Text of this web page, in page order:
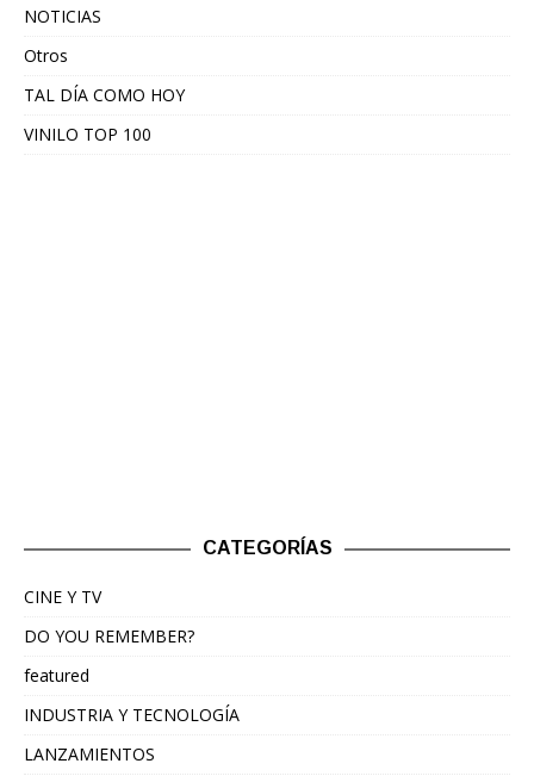
NOTICIAS
Otros
TAL DÍA COMO HOY
VINILO TOP 100
CATEGORÍAS
CINE Y TV
DO YOU REMEMBER?
featured
INDUSTRIA Y TECNOLOGÍA
LANZAMIENTOS